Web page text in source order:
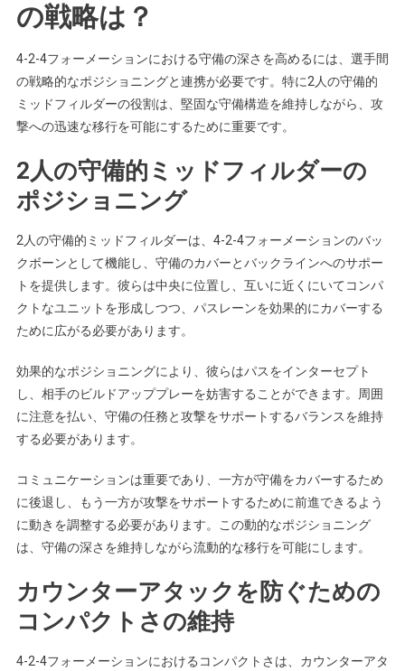
の戦略は？
4-2-4フォーメーションにおける守備の深さを高めるには、選手間
の戦略的なポジショニングと連携が必要です。特に2人の守備的
ミッドフィルダーの役割は、堅固な守備構造を維持しながら、攻
撃への迅速な移行を可能にするために重要です。
2人の守備的ミッドフィルダーの
ポジショニング
2人の守備的ミッドフィルダーは、4-2-4フォーメーションのバッ
クボーンとして機能し、守備のカバーとバックラインへのサポー
トを提供します。彼らは中央に位置し、互いに近くにいてコンパ
クトなユニットを形成しつつ、パスレーンを効果的にカバーする
ために広がる必要があります。
効果的なポジショニングにより、彼らはパスをインターセプト
し、相手のビルドアッププレーを妨害することができます。周囲
に注意を払い、守備の任務と攻撃をサポートするバランスを維持
する必要があります。
コミュニケーションは重要であり、一方が守備をカバーするため
に後退し、もう一方が攻撃をサポートするために前進できるよう
に動きを調整する必要があります。この動的なポジショニング
は、守備の深さを維持しながら流動的な移行を可能にします。
カウンターアタックを防ぐための
コンパクトさの維持
4-2-4フォーメーションにおけるコンパクトさは、カウンターアタ